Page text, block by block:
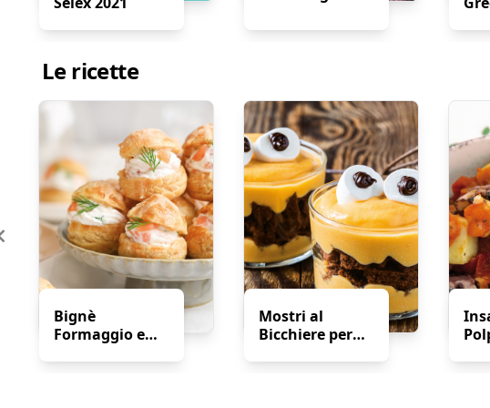
Le ricette
Bignè
Formaggio e
Mostri al
Bicchiere per